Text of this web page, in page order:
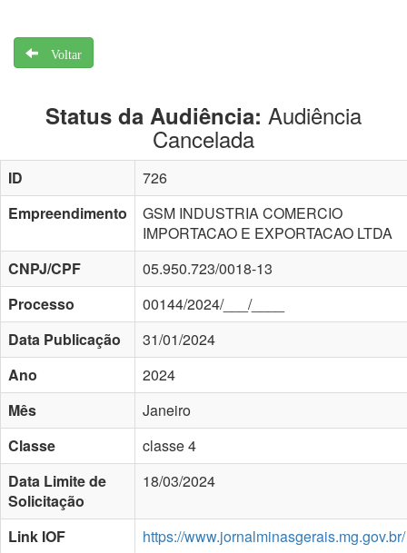
Voltar
Status da Audiência: Audiência
Cancelada
ID
726
Empreendimento
GSM INDUSTRIA COMERCIO
IMPORTACAO E EXPORTACAO LTDA
CNPJ/CPF
05.950.723/0018-13
Processo
00144/2024/___/____
Data Publicação
31/01/2024
Ano
2024
Mês
Janeiro
Classe
classe 4
Data Limite de
Solicitação
18/03/2024
Link IOF
https://www.jornalminasgerais.mg.gov.br/